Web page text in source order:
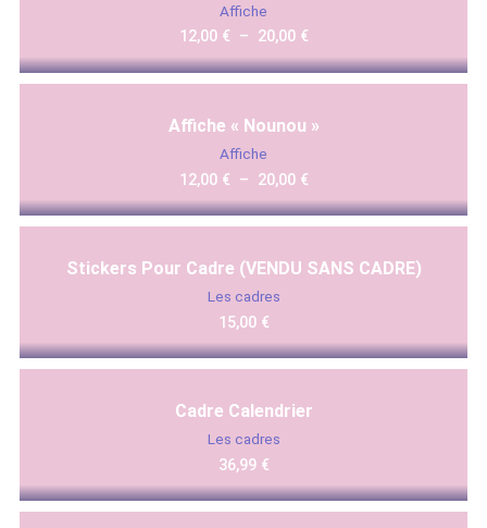
Affiche
12,00 € – 20,00 €
Affiche « Nounou »
Affiche
12,00 € – 20,00 €
Stickers Pour Cadre (VENDU SANS CADRE)
Les cadres
15,00 €
Cadre Calendrier
Les cadres
36,99 €